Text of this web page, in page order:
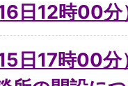
16日12時00
15日17時00